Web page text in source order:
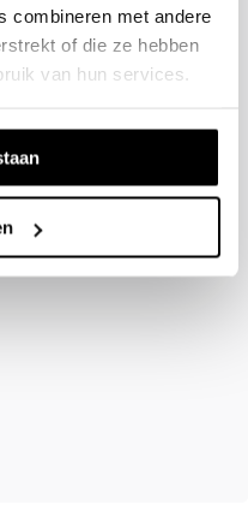
combineren met andere
of die ze hebben
van hun services.